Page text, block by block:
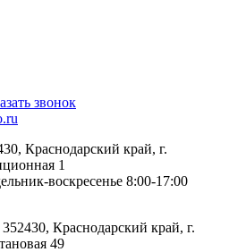
звонок
Краснодарский край, г.
1
воскресенье 8:00-17:00
352430, Краснодарский край, г.
49